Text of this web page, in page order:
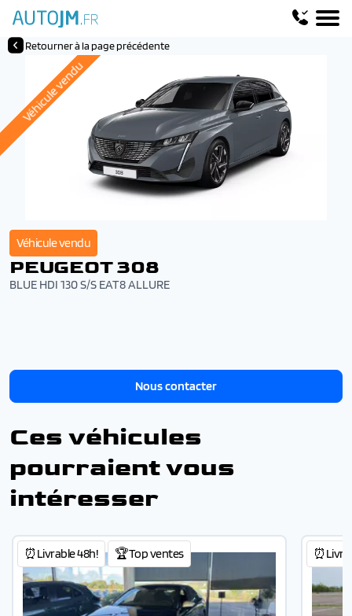
Retourner à la page précédente
Véhicule vendu
Véhicule vendu
PEUGEOT 308
BLUE HDI 130 S/S EAT8 ALLURE
Nous contacter
Ces véhicules
pourraient vous
intéresser
⏰Livrable 48h! 🏆Top ventes